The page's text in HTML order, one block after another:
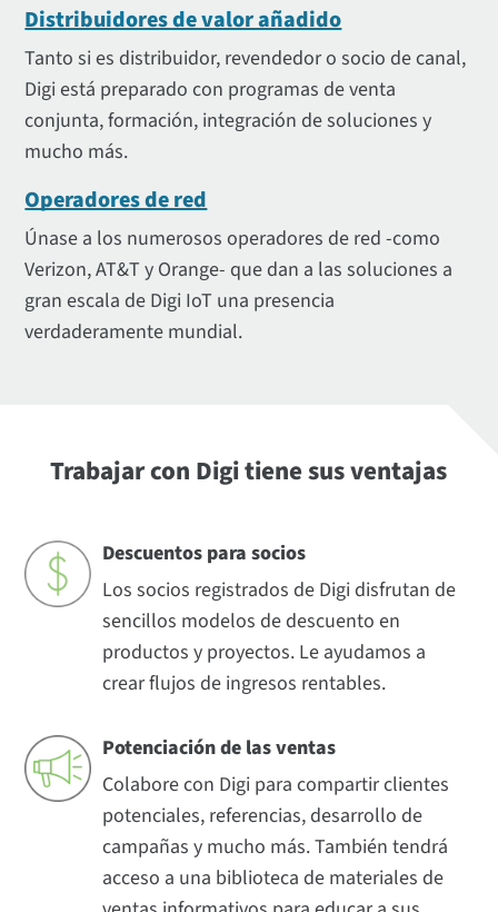
Distribuidores de valor añadido
Tanto si es distribuidor, revendedor o socio de canal,
Digi está preparado con programas de venta
conjunta, formación, integración de soluciones y
mucho más.
Operadores de red
Únase a los numerosos operadores de red -como
Verizon, AT&T y Orange- que dan a las soluciones a
gran escala de Digi IoT una presencia
verdaderamente mundial.
Trabajar con Digi tiene sus ventajas
Descuentos para socios
Los socios registrados de Digi disfrutan de
sencillos modelos de descuento en
productos y proyectos. Le ayudamos a
crear flujos de ingresos rentables.
Potenciación de las ventas
Colabore con Digi para compartir clientes
potenciales, referencias, desarrollo de
campañas y mucho más. También tendrá
acceso a una biblioteca de materiales de